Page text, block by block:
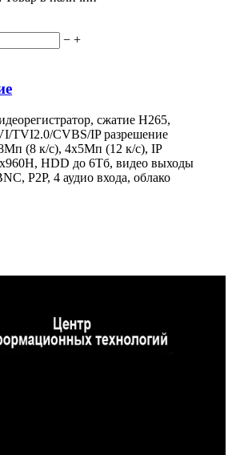
− +
сжатие Н265,
TVI2.0/CVBS/IP разрешение
(8 к/с), 4x5Мп (12 к/с), IP
HDD до 6Тб, видео выходы
P2P, 4 аудио входа, облако